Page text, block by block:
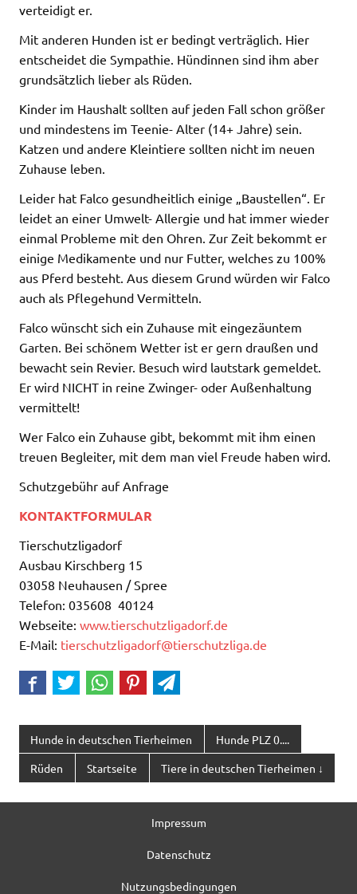
verteidigt er.
Mit anderen Hunden ist er bedingt verträglich. Hier
entscheidet die Sympathie. Hündinnen sind ihm aber
grundsätzlich lieber als Rüden.
Kinder im Haushalt sollten auf jeden Fall schon größer
und mindestens im Teenie- Alter (14+ Jahre) sein.
Katzen und andere Kleintiere sollten nicht im neuen
Zuhause leben.
Leider hat Falco gesundheitlich einige „Baustellen“. Er
leidet an einer Umwelt- Allergie und hat immer wieder
einmal Probleme mit den Ohren. Zur Zeit bekommt er
einige Medikamente und nur Futter, welches zu 100%
aus Pferd besteht. Aus diesem Grund würden wir Falco
auch als Pflegehund Vermitteln.
Falco wünscht sich ein Zuhause mit eingezäuntem
Garten. Bei schönem Wetter ist er gern draußen und
bewacht sein Revier. Besuch wird lautstark gemeldet.
Er wird NICHT in reine Zwinger- oder Außenhaltung
vermittelt!
Wer Falco ein Zuhause gibt, bekommt mit ihm einen
treuen Begleiter, mit dem man viel Freude haben wird.
Schutzgebühr auf Anfrage
KONTAKTFORMULAR
Tierschutzligadorf
Ausbau Kirschberg 15
03058 Neuhausen / Spree
Telefon: 035608 40124
Webseite: www.tierschutzligadorf.de
E-Mail: tierschutzligadorf@tierschutzliga.de
Hunde in deutschen Tierheimen Hunde PLZ 0....
Rüden Startseite Tiere in deutschen Tierheimen ↓
Impressum
Datenschutz
Nutzungsbedingungen